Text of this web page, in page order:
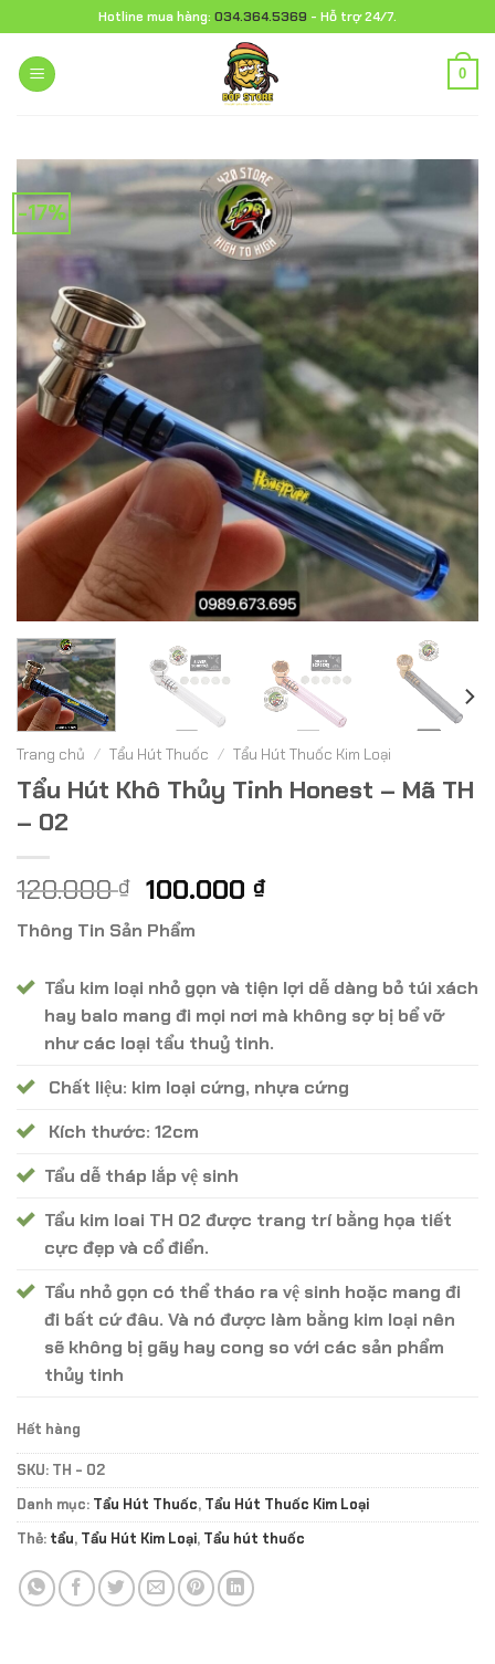
đến
nội
dung
Hotline mua hàng: 034.364.5369 - Hỗ trợ 24/7.
0
-17%
Trang chủ / Tẩu Hút Thuốc / Tẩu Hút Thuốc Kim Loại
Tẩu Hút Khô Thủy Tinh Honest – Mã TH
– 02
120.000₫ Giá
gốc
là:
100.000 ₫Giá
100.000 ₫.
Thông Tin Sản Phẩm
Tẩu kim loại nhỏ gọn và tiện lợi dễ dàng bỏ túi xách
hay balo mang đi mọi nơi mà không sợ bị bể vỡ
như các loại tẩu thuỷ tinh.
Chất liệu: kim loại cứng, nhựa cứng
Kích thước: 12cm
Tẩu dễ tháp lắp vệ sinh
Tẩu kim loai TH 02 được trang trí bằng họa tiết
cực đẹp và cổ điển.
Tẩu nhỏ gọn có thể tháo ra vệ sinh hoặc mang đi
đi bất cứ đâu. Và nó được làm bằng kim loại nên
sẽ không bị gãy hay cong so với các sản phẩm
thủy tinh
Hết hàng
SKU: TH - 02
Danh mục: Tẩu Hút Thuốc, Tẩu Hút Thuốc Kim Loại
Thẻ: tẩu, Tẩu Hút Kim Loại, Tẩu hút thuốc